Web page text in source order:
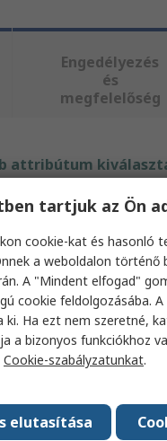
Engedélyezés
és
megfelelőség
attribútum
hossza
átmérője
FOV
tartjuk az Ön
cookie-kat és hasonló
a weboldalon történő
A "Mindent elfogad"
cookie feldolgozásába.
ki. Ha ezt nem szeretné,
a bizonyos funkciókhoz
Cookie-szabályzatunkat.
elutasítása